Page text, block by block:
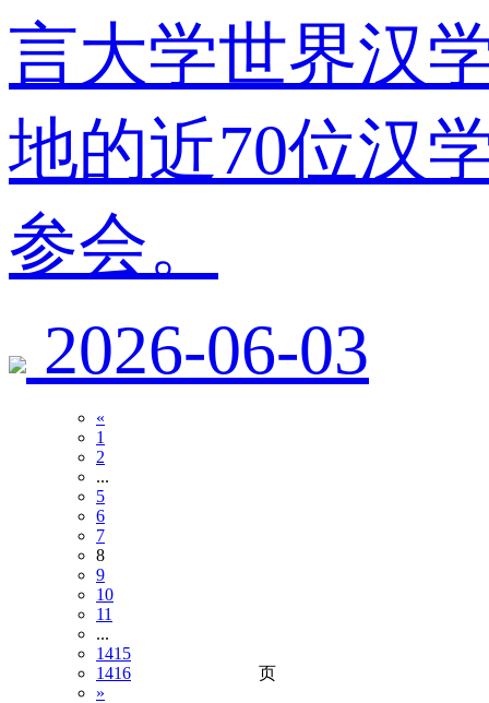
言大学世界汉
地的近70位汉
参会。
2026-06-03
«
1
2
...
5
6
7
8
9
10
11
...
1415
1416
»
页